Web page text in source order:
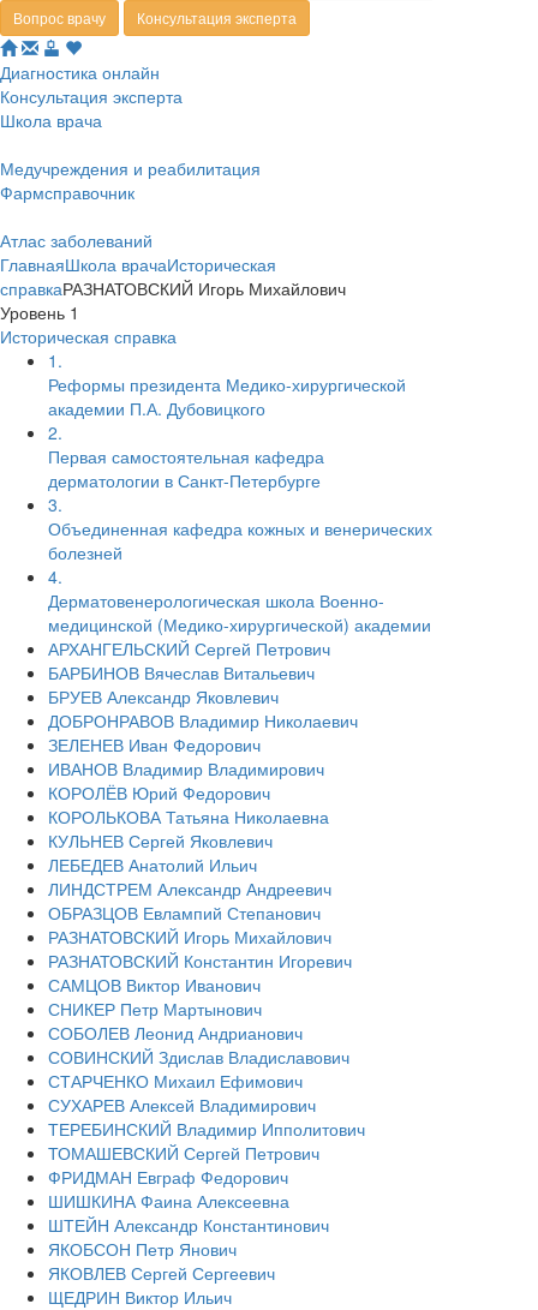
Вопрос врачу Консультация эксперта
Диагностика онлайн
Консультация эксперта
Школа врача
Медучреждения и реабилитация
Фармсправочник
Атлас заболеваний
ГлавнаяШкола врачаИсторическая
справкаРАЗНАТОВСКИЙ Игорь Михайлович
Уровень 1
Историческая справка
1.
Реформы президента Медико-хирургической
академии П.А. Дубовицкого
2.
Первая самостоятельная кафедра
дерматологии в Санкт-Петербурге
3.
Объединенная кафедра кожных и венерических
болезней
4.
Дерматовенерологическая школа Военно-
медицинской (Медико-хирургической) академии
АРХАНГЕЛЬСКИЙ Сергей Петрович
БАРБИНОВ Вячеслав Витальевич
БРУЕВ Александр Яковлевич
ДОБРОНРАВОВ Владимир Николаевич
ЗЕЛЕНЕВ Иван Федорович
ИВАНОВ Владимир Владимирович
КОРОЛЁВ Юрий Федорович
КОРОЛЬКОВА Татьяна Николаевна
КУЛЬНЕВ Сергей Яковлевич
ЛЕБЕДЕВ Анатолий Ильич
ЛИНДСТРЕМ Александр Андреевич
ОБРАЗЦОВ Евлампий Степанович
РАЗНАТОВСКИЙ Игорь Михайлович
РАЗНАТОВСКИЙ Константин Игоревич
САМЦОВ Виктор Иванович
СНИКЕР Петр Мартынович
СОБОЛЕВ Леонид Андрианович
СОВИНСКИЙ Здислав Владиславович
СТАРЧЕНКО Михаил Ефимович
СУХАРЕВ Алексей Владимирович
ТЕРЕБИНСКИЙ Владимир Ипполитович
ТОМАШЕВСКИЙ Сергей Петрович
ФРИДМАН Евграф Федорович
ШИШКИНА Фаина Алексеевна
ШТЕЙН Александр Константинович
ЯКОБСОН Петр Янович
ЯКОВЛЕВ Сергей Сергеевич
ЩЕДРИН Виктор Ильич